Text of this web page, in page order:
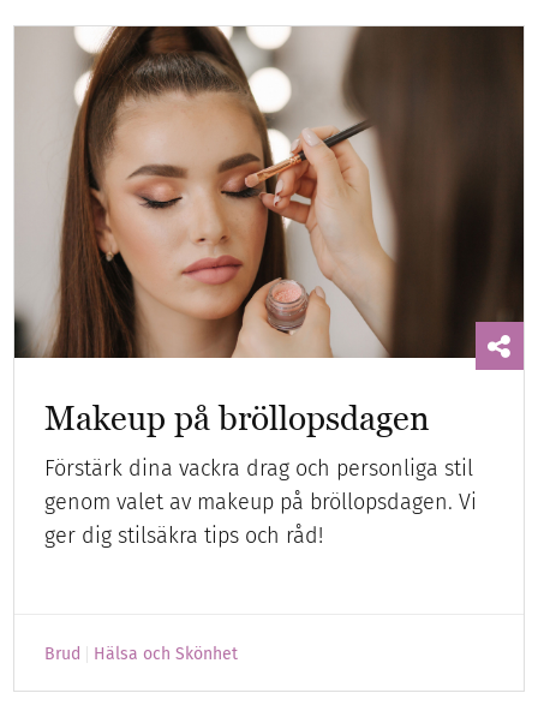
Makeup på bröllopsdagen
Förstärk dina vackra drag och personliga stil
genom valet av makeup på bröllopsdagen. Vi
ger dig stilsäkra tips och råd!
Brud Hälsa och Skönhet